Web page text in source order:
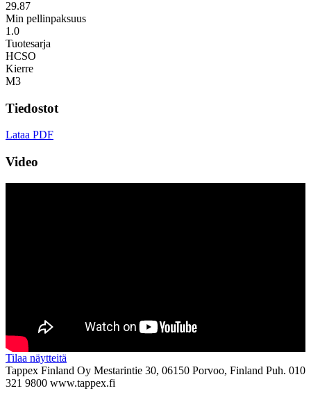
29.87
Min pellinpaksuus
1.0
Tuotesarja
HCSO
Kierre
M3
Tiedostot
Lataa PDF
Video
Tilaa näytteitä
Tappex Finland Oy Mestarintie 30, 06150 Porvoo, Finland Puh. 010
321 9800 www.tappex.fi